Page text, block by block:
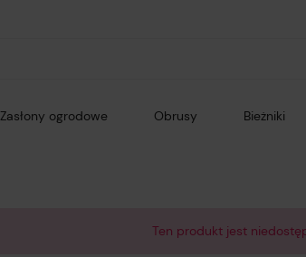
Zasłony ogrodowe Obrusy Bieżniki
Ten produkt jest